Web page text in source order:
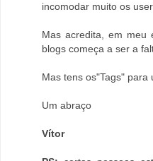
incomodar muito os
Mas acredita, em meu
blogs começa a ser a
Mas tens os"Tags"
Um abraço
Vítor